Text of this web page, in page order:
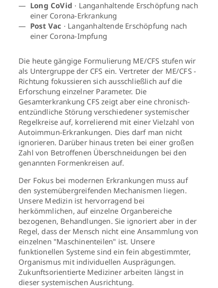
Long CoVid · Langanhaltende Erschöpfung nach
einer Corona-Erkrankung
Post Vac · Langanhaltende Erschöpfung nach
einer Corona-Impfung
Die heute gängige Formulierung ME/CFS stufen wir
als Untergruppe der CFS ein. Vertreter der ME/CFS -
Richtung fokussieren sich ausschließlich auf die
Erforschung einzelner Parameter. Die
Gesamterkrankung CFS zeigt aber eine chronisch-
entzündliche Störung verschiedener systemischer
Regelkreise auf, korrelierend mit einer Vielzahl von
Autoimmun-Erkrankungen. Dies darf man nicht
ignorieren. Darüber hinaus treten bei einer großen
Zahl von Betroffenen Überschneidungen bei den
genannten Formenkreisen auf.
Der Fokus bei modernen Erkrankungen muss auf
den systemübergreifenden Mechanismen liegen.
Unsere Medizin ist hervorragend bei
herkömmlichen, auf einzelne Organbereiche
bezogenen, Behandlungen. Sie ignoriert aber in der
Regel, dass der Mensch nicht eine Ansammlung von
einzelnen "Maschinenteilen" ist. Unsere
funktionellen Systeme sind ein fein abgestimmter,
Organismus mit individuellen Ausprägungen.
Zukunftsorientierte Mediziner arbeiten längst in
dieser systemischen Ausrichtung.